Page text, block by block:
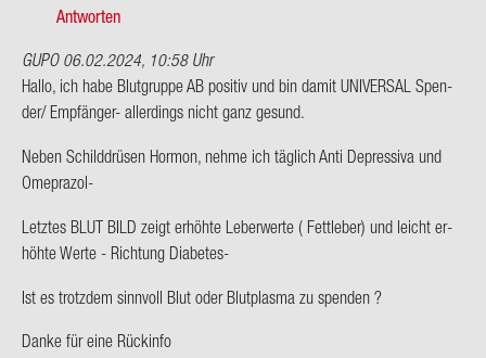
onym
Antworten
GUPO06.02.2024, 10:58 Uhr
Hallo, ich habe Blut­grup­pe AB po­si­tiv und bin damit UNI­VER­SAL Spen­
der/ Empfänger-​ al­ler­dings nicht ganz ge­sund.
Neben Schild­drü­sen Hor­mon, nehme ich täg­lich Anti De­pres­si­va und
Omeprazol-​
Letz­tes BLUT BILD zeigt er­höh­te Le­ber­wer­te ( Fett­le­ber) und leicht er­
höh­te Werte - Rich­tung Diabetes-​
Ist es trotz­dem sinn­voll Blut oder Blut­plas­ma zu spen­den ?
Danke für eine Rück­in­fo